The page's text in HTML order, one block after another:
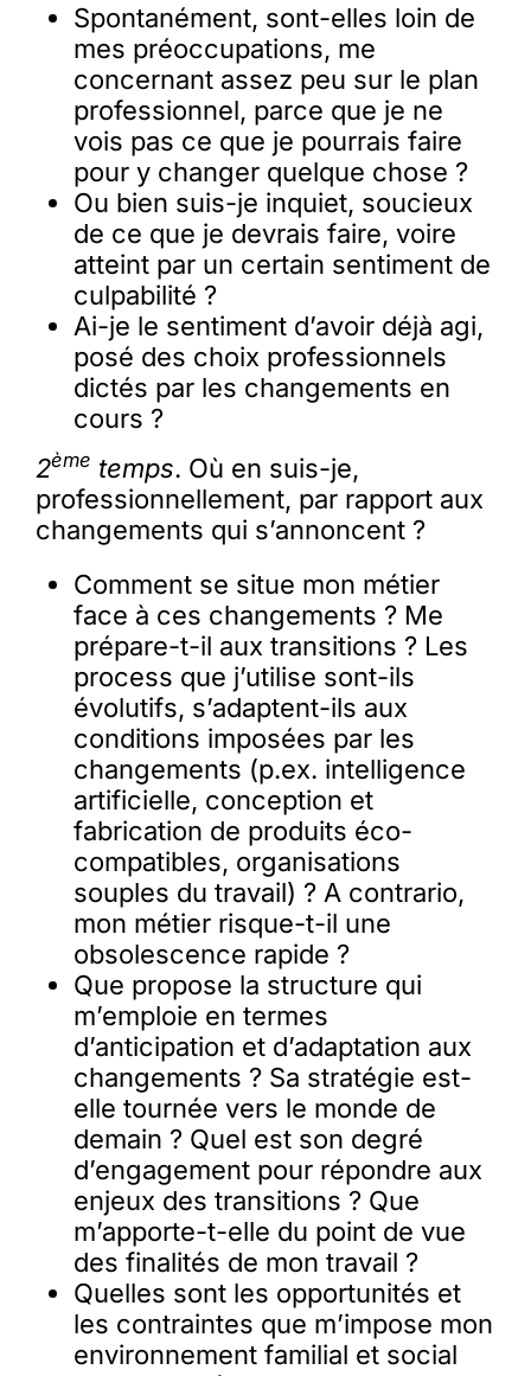
Spontanément, sont-elles loin de
mes préoccupations, me
concernant assez peu sur le plan
professionnel, parce que je ne
vois pas ce que je pourrais faire
pour y changer quelque chose ?
Ou bien suis-je inquiet, soucieux
de ce que je devrais faire, voire
atteint par un certain sentiment de
culpabilité ?
Ai-je le sentiment d’avoir déjà agi,
posé des choix professionnels
dictés par les changements en
cours ?
2ème temps. Où en suis-je,
professionnellement, par rapport aux
changements qui s’annoncent ?
Comment se situe mon métier
face à ces changements ? Me
prépare-t-il aux transitions ? Les
process que j’utilise sont-ils
évolutifs, s’adaptent-ils aux
conditions imposées par les
changements (p.ex. intelligence
artificielle, conception et
fabrication de produits éco-
compatibles, organisations
souples du travail) ? A contrario,
mon métier risque-t-il une
obsolescence rapide ?
Que propose la structure qui
m’emploie en termes
d’anticipation et d’adaptation aux
changements ? Sa stratégie est-
elle tournée vers le monde de
demain ? Quel est son degré
d’engagement pour répondre aux
enjeux des transitions ? Que
m’apporte-t-elle du point de vue
des finalités de mon travail ?
Quelles sont les opportunités et
les contraintes que m’impose mon
environnement familial et social